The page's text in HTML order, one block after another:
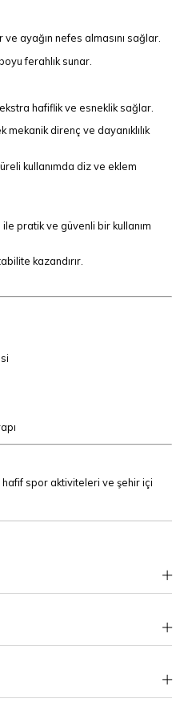
ayağın nefes almasını sağlar.
ferahlık sunar.
hafiflik ve esneklik sağlar.
mekanik direnç ve dayanıklılık
kullanımda diz ve eklem
pratik ve güvenli bir kullanım
kazandırır.
hafif spor aktiviteleri ve şehir içi